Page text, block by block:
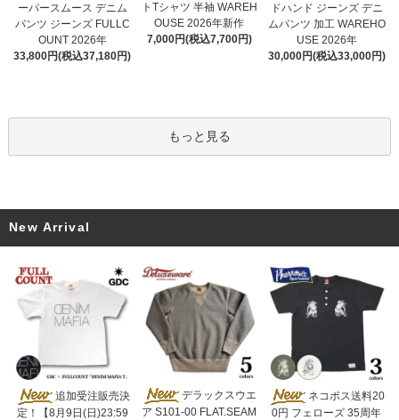
ーパースムース デニム
パンツ ジーンズ FULLC
OUNT 2026年
33,800円(税込37,180円)
トTシャツ 半袖 WAREH
OUSE 2026年新作
7,000円(税込7,700円)
ドハンド ジーンズ デニ
ムパンツ 加工 WAREHO
USE 2026年
30,000円(税込33,000円)
もっと見る
New Arrival
追加受注販売決
定！【8月9日(日)23:59
デラックスウエ
ア S101-00 FLAT.SEAM
ネコポス送料20
0円 フェローズ 35周年